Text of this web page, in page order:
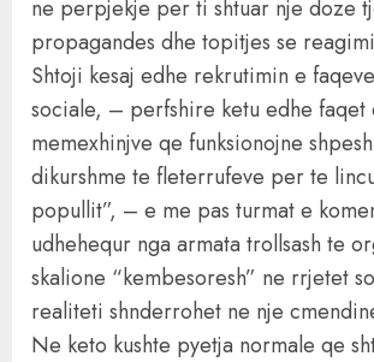
ne perpjekje per ti shtuar nje doze
propagandes dhe topitjes se
Shtoji kesaj edhe rekrutimin e
sociale, – perfshire ketu edhe faqet
memexhinjve qe funksionojne
dikurshme te fleterrufeve per te
popullit”, – e me pas turmat e
udhehequr nga armata trollsash te
skalione “kembesoresh” ne rrjetet
realiteti shnderrohet ne nje
Ne keto kushte pyetja normale qe